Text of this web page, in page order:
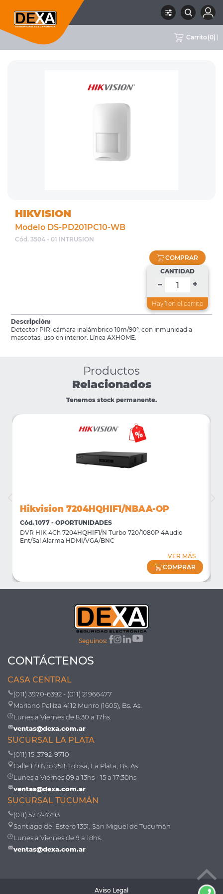
Carrito (0)
MARCA
HIKVISION
Modelo DS-PD201PC10-WB
Cód. 3504 - 01 INTRUSION
COMPRAR
CANTIDAD
– +
Hay 1 en el carrito
Descripción:
Detector PIR-cámara inalámbrico 10m/90°, con inmunidad a
mascotas, uso en interior. Línea AXHOME.
Productos
Relacionados
Tenemos stock permanente.
Hikvision 7204HQHIF1/NBAA-OP
Cód. 1077 - OPORTUNIDADES
DVR HIK 4Ch 7204HQHIF1/N Turbo 720/1080P 4Audio
Ent/Sal Alarma HDMI/VGA/BNC
VER MÁS
COMPRAR
Seguinos:
CONTÁCTENOS
CASA CENTRAL
(011) 3970-6392 - (011) 21966477
Mariano Pelliza 4112 Munro (1605), Bs. As.
Lunes a Viernes de 8:30 a 17hs.
ventas@dexa.com.ar
SUCURSAL LA PLATA
(011) 15-3792-9710
Calle 119 Nro 258, Tolosa, La Plata, Bs. As.
Lunes a Viernes 09 a 13hs - 15 a 17:30hs
ventas@dexa.com.ar
SUCURSAL TUCUMÁN
(011) 5717-4793
Santiago del Estero 1351, San Miguel de Tucumán
Lunes a Viernes de 9 a 18hs.
ventas@dexa.com.ar
Aviso Legal